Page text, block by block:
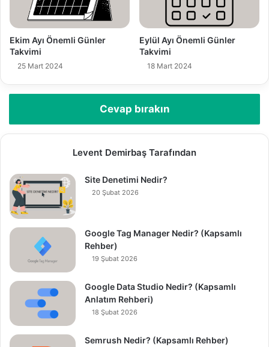
Ekim Ayı Önemli Günler
Takvimi
25 Mart 2024
Eylül Ayı Önemli Günler
Takvimi
18 Mart 2024
Cevap bırakın
Levent Demirbaş Tarafından
Site Denetimi Nedir?
20 Şubat 2026
Google Tag Manager Nedir? (Kapsamlı
Rehber)
19 Şubat 2026
Google Data Studio Nedir? (Kapsamlı
Anlatım Rehberi)
18 Şubat 2026
Semrush Nedir? (Kapsamlı Rehber)